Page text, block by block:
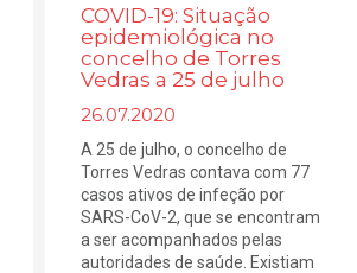
COVID-19: Situação
epidemiológica no
concelho de Torres
Vedras a 25 de julho
26.07.2020
A 25 de julho, o concelho de
Torres Vedras contava com 77
casos ativos de infeção por
SARS-CoV-2, que se encontram
a ser acompanhados pelas
autoridades de saúde. Existiam